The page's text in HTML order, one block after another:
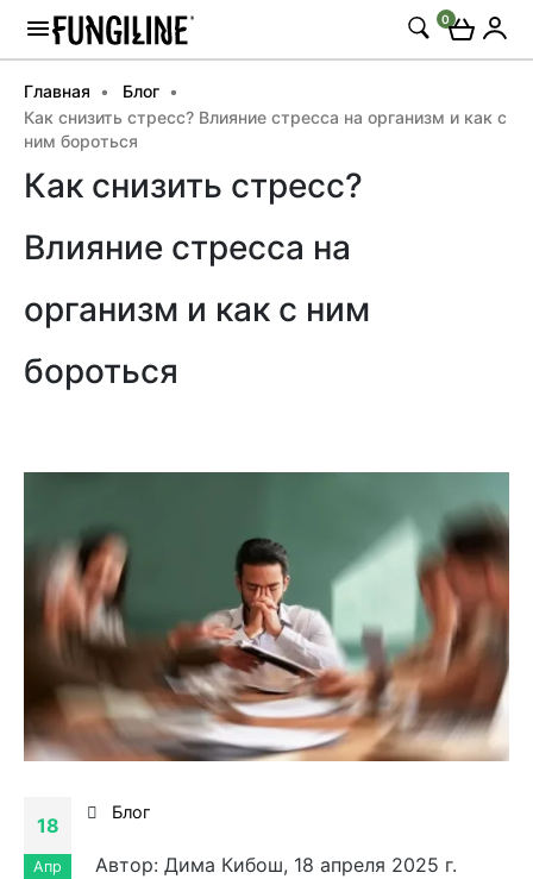
0
Главная
Блог
Как снизить стресс? Влияние стресса на организм и как с
ним бороться
Как снизить стресс?
Влияние стресса на
организм и как с ним
бороться
18
Апр
Блог
Автор: Дима Кибош, 18 апреля 2025 г.